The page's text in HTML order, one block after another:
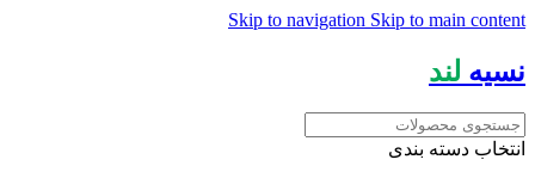
Skip to navigation Skip to main content
نسیه لند
انتخاب دسته بندی